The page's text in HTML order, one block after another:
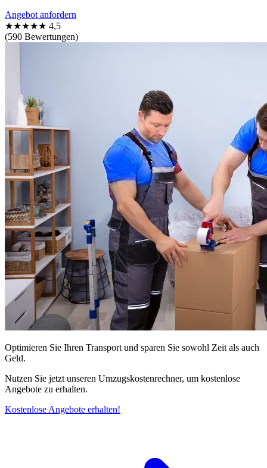
Angebot anfordern
★★★★★ 4,5
(590 Bewertungen)
Optimieren Sie Ihren Transport und sparen Sie sowohl Zeit als auch
Geld.
Nutzen Sie jetzt unseren Umzugskostenrechner, um kostenlose
Angebote zu erhalten.
Kostenlose Angebote erhalten!